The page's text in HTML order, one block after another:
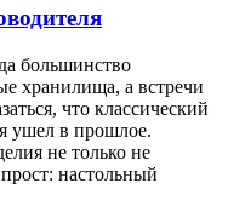
большинство
хранилища, а встречи
что классический
ушел в прошлое.
не только не
настольный